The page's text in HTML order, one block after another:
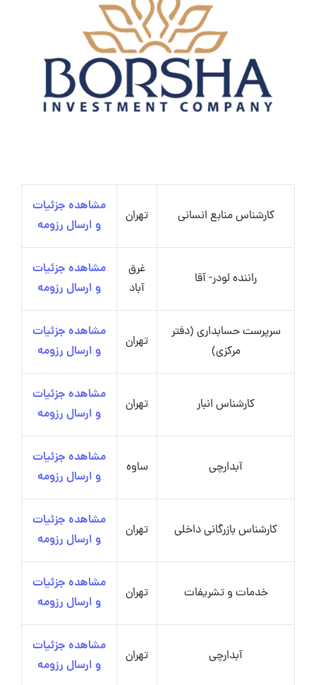
کارشناس منابع انسانی تهران
مشاهده جزئیات
و ارسال رزومه
راننده لودر- آقا
غرق
آباد
مشاهده جزئیات
و ارسال رزومه
سرپرست حسابداری (دفتر
مرکزی)
تهران
مشاهده جزئیات
و ارسال رزومه
کارشناس انبار تهران
مشاهده جزئیات
و ارسال رزومه
آبدارچی ساوه
مشاهده جزئیات
و ارسال رزومه
کارشناس بازرگانی داخلی تهران
مشاهده جزئیات
و ارسال رزومه
خدمات و تشریفات تهران
مشاهده جزئیات
و ارسال رزومه
آبدارچی تهران
مشاهده جزئیات
و ارسال رزومه